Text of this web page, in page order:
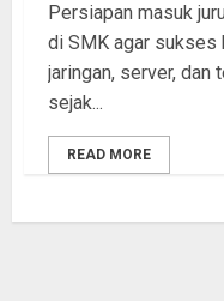
Persiapan masuk
di SMK agar sukses
jaringan, server, dan
sejak...
READ MORE